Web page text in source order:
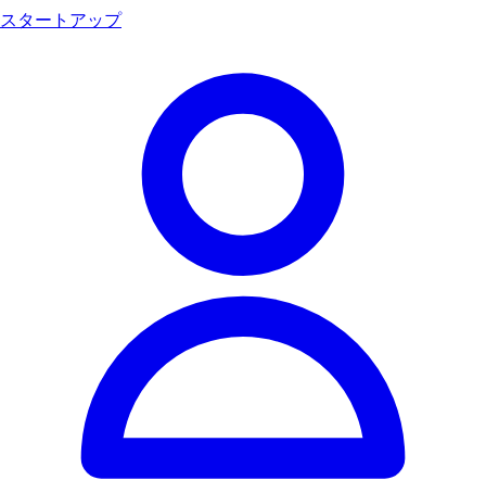
スタートアップ